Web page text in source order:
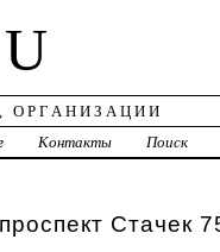
ОРГАНИЗАЦИИ
Контакты Поиск
Стачек